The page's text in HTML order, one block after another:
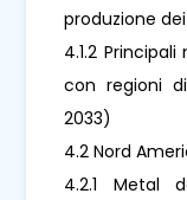
produzione
4.1.2
con regioni
2033)
4.2 Nord
4.2.1 Metal